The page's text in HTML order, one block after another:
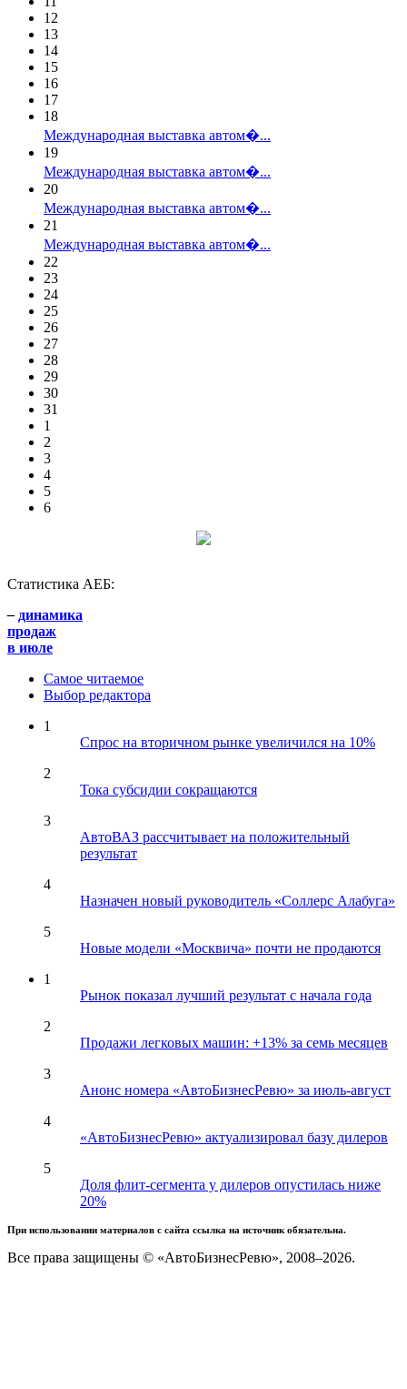
12
13
14
15
16
17
18
Международная выставка автом�...
19
Международная выставка автом�...
20
Международная выставка автом�...
21
Международная выставка автом�...
22
23
24
25
26
27
28
29
30
31
1
2
3
4
5
6
Статистика АЕБ:
– динамика
продаж
в июле
Самое читаемое
Выбор редактора
1
Спрос на вторичном рынке увеличился на 10%
2
Тока субсидии сокращаются
3
АвтоВАЗ рассчитывает на положительный
результат
4
Назначен новый руководитель «Соллерс Алабуга»
5
Новые модели «Москвича» почти не продаются
1
Рынок показал лучший результат с начала года
2
Продажи легковых машин: +13% за семь месяцев
3
Анонс номера «АвтоБизнесРевю» за июль-август
4
«АвтоБизнесРевю» актуализировал базу дилеров
5
Доля флит-сегмента у дилеров опустилась ниже
20%
При использовании материалов с сайта ссылка на источник обязательна.
Все права защищены © «АвтоБизнесРевю», 2008–2026.